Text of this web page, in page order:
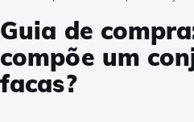
Guia de
compõe um
facas?